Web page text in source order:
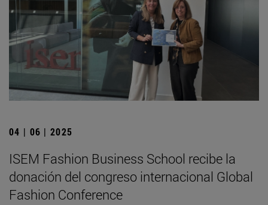
04 | 06 | 2025
ISEM Fashion Business School recibe la
donación del congreso internacional Global
Fashion Conference